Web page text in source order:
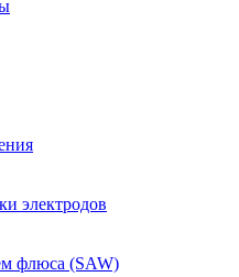
электродов
флюса (SAW)